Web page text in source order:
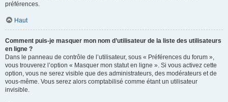
préférences.
Haut
Comment puis-je masquer mon nom d’utilisateur de la liste des utilisateurs
en ligne ?
Dans le panneau de contrôle de l’utilisateur, sous « Préférences du forum »,
vous trouverez l’option « Masquer mon statut en ligne ». Si vous activez cette
option, vous ne serez visible que des administrateurs, des modérateurs et de
vous-même. Vous serez alors comptabilisé comme étant un utilisateur
invisible.